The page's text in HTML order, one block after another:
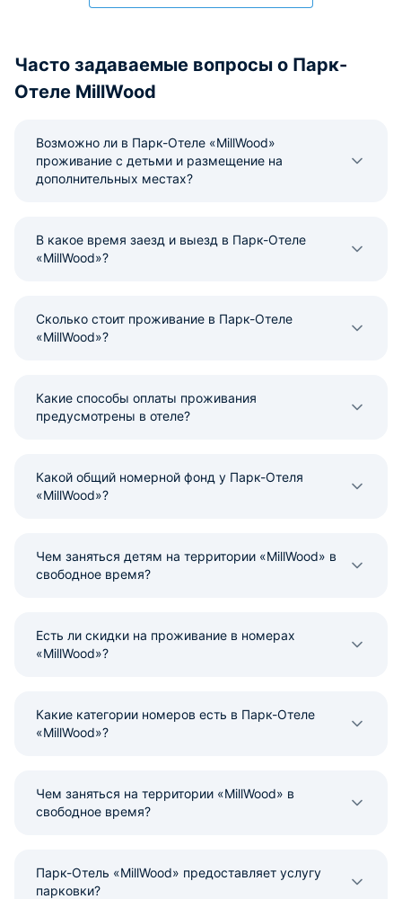
Часто задаваемые вопросы о Парк-
Отеле MillWood
Возможно ли в Парк-Отеле «MillWood»
проживание с детьми и размещение на
дополнительных местах?
В какое время заезд и выезд в Парк-Отеле
«MillWood»?
Сколько стоит проживание в Парк-Отеле
«MillWood»?
Какие способы оплаты проживания
предусмотрены в отеле?
Какой общий номерной фонд у Парк-Отеля
«MillWood»?
Чем заняться детям на территории «MillWood» в
свободное время?
Есть ли скидки на проживание в номерах
«MillWood»?
Какие категории номеров есть в Парк-Отеле
«MillWood»?
Чем заняться на территории «MillWood» в
свободное время?
Парк-Отель «MillWood» предоставляет услугу
парковки?